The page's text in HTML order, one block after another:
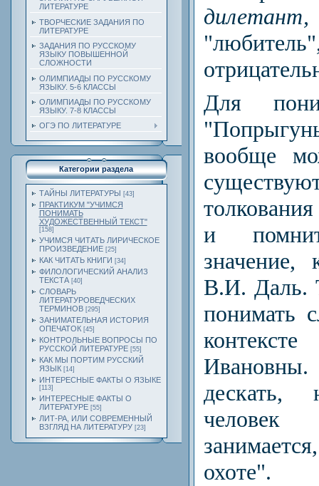
ЛИТЕРАТУРЕ
ТВОРЧЕСКИЕ ЗАДАНИЯ ПО
ЛИТЕРАТУРЕ
ЗАДАНИЯ ПО РУССКОМУ
ЯЗЫКУ ПОВЫШЕННОЙ
СЛОЖНОСТИ
ОЛИМПИАДЫ ПО РУССКОМУ
ЯЗЫКУ. 5-6 КЛАССЫ
ОЛИМПИАДЫ ПО РУССКОМУ
ЯЗЫКУ. 7-8 КЛАССЫ
ОГЭ ПО ЛИТЕРАТУРЕ
Категории раздела
ТАЙНЫ ЛИТЕРАТУРЫ [43]
ПРАКТИКУМ "УЧИМСЯ
ПОНИМАТЬ
ХУДОЖЕСТВЕННЫЙ ТЕКСТ"
[158]
УЧИМСЯ ЧИТАТЬ ЛИРИЧЕСКОЕ
ПРОИЗВЕДЕНИЕ [25]
КАК ЧИТАТЬ КНИГИ [34]
ФИЛОЛОГИЧЕСКИЙ АНАЛИЗ
ТЕКСТА [40]
СЛОВАРЬ
ЛИТЕРАТУРОВЕДЧЕСКИХ
ТЕРМИНОВ [295]
ЗАНИМАТЕЛЬНАЯ ИСТОРИЯ
ОПЕЧАТОК [45]
КОНТРОЛЬНЫЕ ВОПРОСЫ ПО
РУССКОЙ ЛИТЕРАТУРЕ [55]
КАК МЫ ПОРТИМ РУССКИЙ
ЯЗЫК [14]
ИНТЕРЕСНЫЕ ФАКТЫ О ЯЗЫКЕ
[113]
ИНТЕРЕСНЫЕ ФАКТЫ О
ЛИТЕРАТУРЕ [55]
ЛИТ-РА, ИЛИ СОВРЕМЕННЫЙ
ВЗГЛЯД НА ЛИТЕРАТУРУ [23]
диле­тант,
Для
вообще
и
значение,
В.И. Даль.
понимать
Ивановны.
охоте".